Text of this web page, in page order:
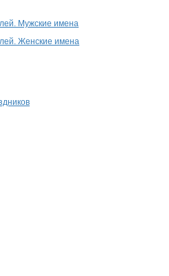
Мужские имена
Женские имена